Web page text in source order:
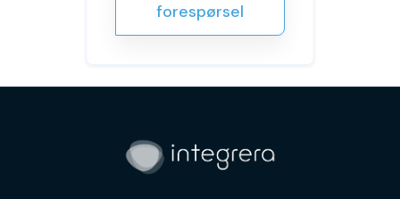
forespørsel